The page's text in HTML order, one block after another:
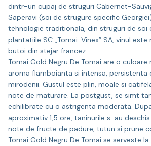
dintr-un cupaj de struguri Cabernet-
Saperavi (soi de strugure specific
tehnologie traditionala, din struguri de soi
plantatiile SC „Tomai-Vinex” SA, vinul este
butoi din stejar francez.
Tomai Gold Negru De Tomai are o culoare
aroma flamboianta si intensa, persistenta
mirodenii. Gustul este plin, moale si
note de maturare. La postgust, se simt
echilibrate cu o astrigenta moderata.
aproximativ 1,5 ore, taninurile s-au
note de fructe de padure, tutun si prune
Tomai Gold Negru De Tomai se serveste